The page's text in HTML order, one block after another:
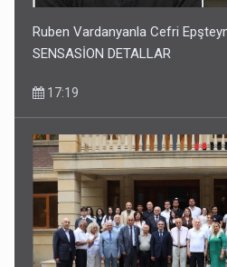
Ruben Vardanyanla Cefri
SENSASİON DETALLAR
17:19